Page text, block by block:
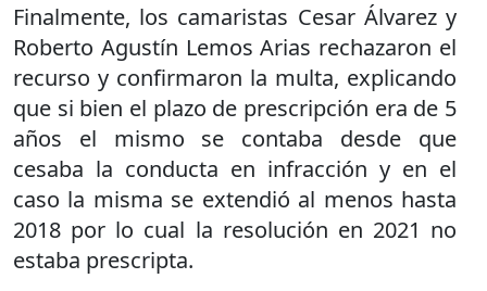
Finalmente, los camaristas Cesar Álvarez y
Roberto Agustín Lemos Arias rechazaron el
recurso y confirmaron la multa, explicando
que si bien el plazo de prescripción era de 5
años el mismo se contaba desde que
cesaba la conducta en infracción y en el
caso la misma se extendió al menos hasta
2018 por lo cual la resolución en 2021 no
estaba prescripta.